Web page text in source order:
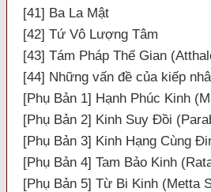
[41] Ba La Mật
[42] Tứ Vô Lượng Tâm
[43] Tám Pháp Thế Gian
[44] Những vấn đề của kiếp
[Phụ Bản 1] Hạnh Phúc Kinh
[Phụ Bản 2] Kinh Suy Đồi
[Phụ Bản 3] Kinh Hạng Cùng
[Phụ Bản 4] Tam Bảo Kinh
[Phụ Bản 5] Từ Bi Kinh (Metta